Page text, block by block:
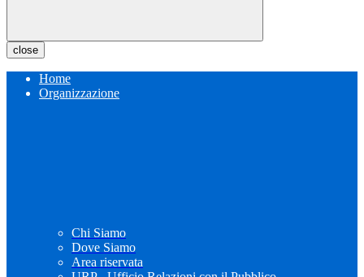
close
Home
Organizzazione
Chi Siamo
Dove Siamo
Area riservata